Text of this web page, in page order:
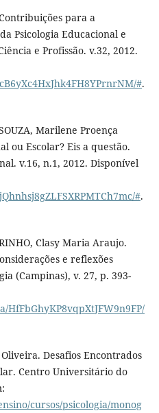
para a
Psicologia Educacional e
e Profissão. v.32, 2012.
#.
Marilene Proença
ou Escolar? Eis a questão.
v.16, n.1, 2012. Disponível
#.
Clasy Maria Araujo.
e reflexões
(Campinas), v. 27, p. 393-
Oliveira. Desafios Encontrados
Centro Universitário do
cursos/psicologia/monog